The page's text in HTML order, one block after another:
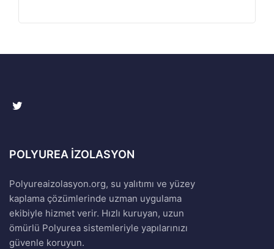
POLYUREA İZOLASYON
Polyureaizolasyon.org, su yalıtımı ve yüzey
kaplama çözümlerinde uzman uygulama
ekibiyle hizmet verir. Hızlı kuruyan, uzun
ömürlü Polyurea sistemleriyle yapılarınızı
güvenle koruyun.